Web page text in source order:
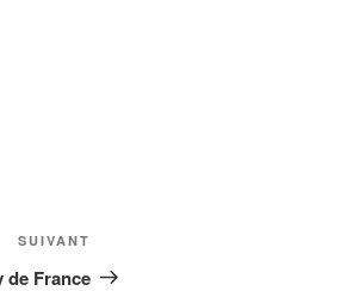
suivant
SUIVANT
de France